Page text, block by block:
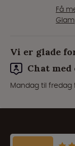
Få
Vi er glade
Chat med
Mandag til fredag